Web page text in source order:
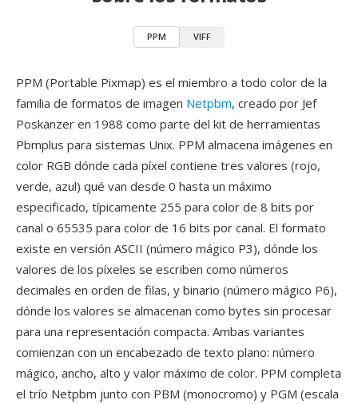
PPM VIFF
PPM (Portable Pixmap) es el miembro a todo color de la
familia de formatos de imagen Netpbm, creado por Jef
Poskanzer en 1988 como parte del kit de herramientas
Pbmplus para sistemas Unix. PPM almacena imágenes en
color RGB dónde cada píxel contiene tres valores (rojo,
verde, azul) qué van desde 0 hasta un máximo
especificado, típicamente 255 para color de 8 bits por
canal o 65535 para color de 16 bits por canal. El formato
existe en versión ASCII (número mágico P3), dónde los
valores de los píxeles se escriben como números
decimales en orden de filas, y binario (número mágico P6),
dónde los valores se almacenan como bytes sin procesar
para una representación compacta. Ambas variantes
comienzan con un encabezado de texto plano: número
mágico, ancho, alto y valor máximo de color. PPM completa
el trío Netpbm junto con PBM (monocromo) y PGM (escala